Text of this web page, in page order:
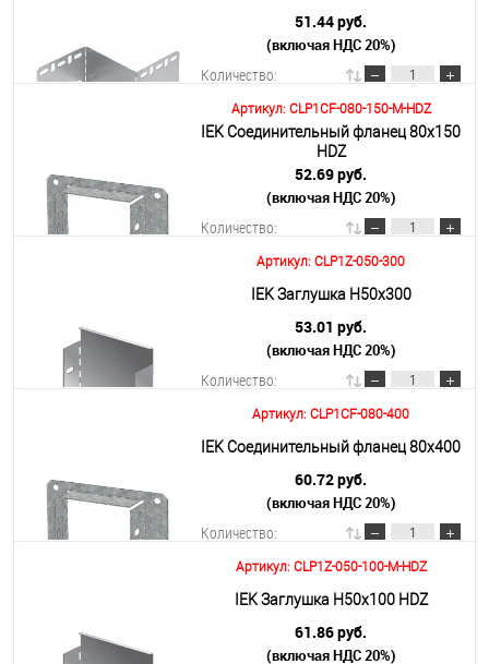
Подробнее
51.44 руб.
(включая НДС 20%)
Количество:
В корзину
Подробнее
Артикул: CLP1CF-080-150-M-HDZ
IEK Соединительный фланец 80х150
HDZ
52.69 руб.
(включая НДС 20%)
Количество:
В корзину
Подробнее
Артикул: CLP1Z-050-300
IEK Заглушка Н50х300
53.01 руб.
(включая НДС 20%)
Количество:
В корзину
Подробнее
Артикул: CLP1CF-080-400
IEK Соединительный фланец 80х400
60.72 руб.
(включая НДС 20%)
Количество:
В корзину
Подробнее
Артикул: CLP1Z-050-100-M-HDZ
IEK Заглушка Н50х100 HDZ
61.86 руб.
(включая НДС 20%)